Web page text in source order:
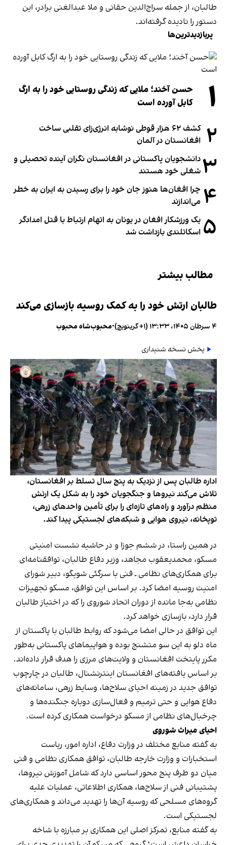
طالبان، از جمله سراج‌الدین حقانی و ملا عبدالغنی برادر، این
دستور را نادیده گرفته‌اند.
پربازدیدترین‌ها
۱
حسن آخند؛ ملایی که زندگی روستایی خود را به ارگ
کابل آورده است
۲
کشف ۶۲ هزار قوطی نوشابه انرژی‌زای تقلبی ساخت
افغانستان در آلمان
۳دانشجویان پاکستانی در افغانستان نگران آینده تحصیلی و
شغلی خود هستند
۴ چرا افغان‌ها هنوز جان خود را برای رسیدن به ایران به خطر
می‌اندازند
۵ یک ورزشکار افغان در یونان به اتهام ارتباط با قتل امدادگر
اسکاتلندی بازداشت شد
مطالب بیشتر
طالبان ارتش خود را به کمک روسیه بازسازی می‌کند
۴ سرطان ۱۴۰۵، ۱۳:۳۳ (‎+۱ گرینویچ) •محبوب‌شاه محبوب
پخش نسخه شنیداری
اداره طالبان پس از نزدیک به پنج سال تسلط بر افغانستان،
تلاش می‌کند نیروها و جنگجویان خود را به شکل یک ارتش
منظم درآورد و راه‌های تازه‌ای را برای تأمین واحدهای زرهی،
توپخانه، نیروی هوایی و شبکه‌های لجستیکی پیدا کند.
در همین راستا، در ششم جوزا و در حاشیه نشست امنیتی
مسکو، محمدیعقوب مجاهد، وزیر دفاع طالبان، توافقنامه‌ای
برای همکاری‌های نظامی ـ فنی با سرگئی شویگو، دبیر شورای
امنیت روسیه امضا کرد. بر اساس این توافق، مسکو تجهیزات
نظامی به‌جا مانده از دوران اتحاد شوروی را که در اختیاز طالبان
قرار دارد، بازسازی خواهد کرد.
این توافق در حالی امضا می‌شود که روابط طالبان با پاکستان از
ماه دلو به این سو متشنج بوده و هواپیماهای پاکستانی به‌طور
مکرر پایتخت افغانستان و ولایت‌های مرزی را هدف قرار داده‌اند.
بر اساس یافته‌های افغانستان اینترنشنال، طالبان در چارچوب
توافق جدید در زمینه احیای سلاح‌ها، وسایط زرهی، سامانه‌های
دفاع هوایی و حتی ترمیم و فعال‌سازی دوباره جنگنده‌ها و
چرخبال‌های نظامی از مسکو درخواست همکاری کرده است.
احیای میراث شوروی
به گفته منابع مختلف در وزارت دفاع، اداره امور، ریاست
استخبارات و وزارت خارجه طالبان، توافق همکاری نظامی و فنی
میان دو طرف پنج محور اساسی دارد که شامل آموزش نیروها،
پشتیبانی فنی از سلاح‌ها، همکاری اطلاعاتی، عملیات علیه
گروه‌های مسلحی که روسیه آن‌ها را تهدید می‌داند و همکاری‌های
لجستیکی است.
به گفته منابع، تمرکز اصلی این همکاری بر مبارزه با شاخه